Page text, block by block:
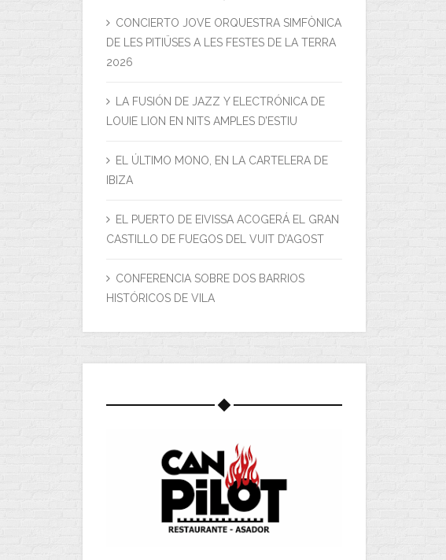
CONCIERTO JOVE ORQUESTRA SIMFÒNICA
DE LES PITIÜSES A LES FESTES DE LA TERRA
2026
LA FUSIÓN DE JAZZ Y ELECTRÓNICA DE
LOUIE LION EN NITS AMPLES D’ESTIU
EL ÚLTIMO MONO, EN LA CARTELERA DE
IBIZA
EL PUERTO DE EIVISSA ACOGERÁ EL GRAN
CASTILLO DE FUEGOS DEL VUIT D’AGOST
CONFERENCIA SOBRE DOS BARRIOS
HISTÓRICOS DE VILA